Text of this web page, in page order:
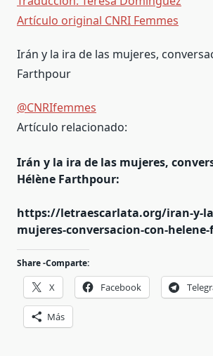
Artículo original CNRI Femmes
Irán y la ira de las mujeres,
Farthpour
@CNRIfemmes
Artículo relacionado:
Irán y la ira de las mujeres,
Hélène Farthpour:
https://letraescarlata.org/iran-y-
mujeres-conversacion-con-
Share -Comparte:
X Facebook
Más